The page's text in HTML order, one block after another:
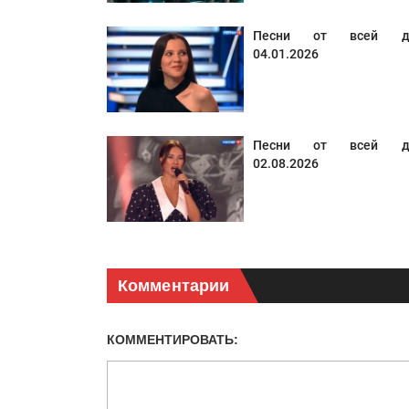
Песни от всей
04.01.2026
Песни от всей
02.08.2026
Комментарии
КОММЕНТИРОВАТЬ: